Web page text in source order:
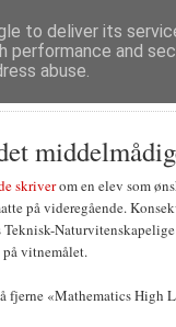
skriverom en elev som
på videregående.
Teknisk-
vitnemålet.
fjerne «Mathematics High
to deliver its
performance and
abuse.